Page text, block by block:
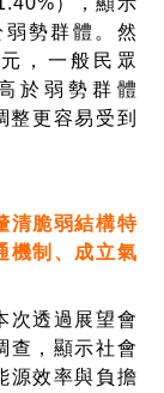
勢群體。然
元，一般民眾
於弱勢群體
整更容易受到
清脆弱結構特
機制、成立氣
透過展望會
查，顯示社會
源效率與負擔